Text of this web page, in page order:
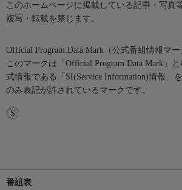
このホームページに掲載している記事・写真
複写・転載を禁じます。
Official Program Data Mark（公式番組情報マー
このマークは「Official Program Data Mark」
式情報である「SI(Service Information)情報」
のみ表記が許されているマークです。
番組表